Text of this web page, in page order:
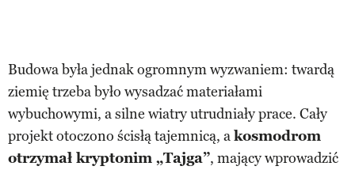
Budowa była jednak ogromnym wyzwaniem: twardą
ziemię trzeba było wysadzać materiałami
wybuchowymi, a silne wiatry utrudniały prace. Cały
projekt otoczono ścisłą tajemnicą, akosmodrom
otrzymał kryptonim „Tajga”, mający wprowadzić